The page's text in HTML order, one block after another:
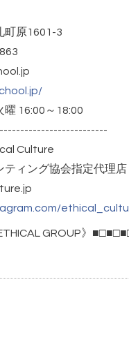
町原1601-3
16:00～18:00
Culture
ティング協会指定代理店
GROUP》